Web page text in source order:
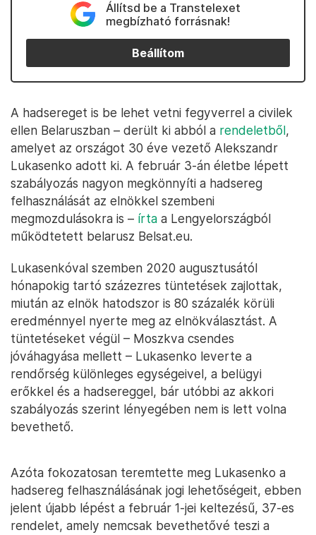
Állítsd be a Transtelexet
megbízható forrásnak!
Beállítom
A hadsereget is be lehet vetni fegyverrel a civilek
ellen Belaruszban – derült ki abból a rendeletből,
amelyet az országot 30 éve vezető Alekszandr
Lukasenko adott ki. A február 3-án életbe lépett
szabályozás nagyon megkönnyíti a hadsereg
felhasználását az elnökkel szembeni
megmozdulásokra is – írta a Lengyelországból
működtetett belarusz Belsat.eu.
Lukasenkóval szemben 2020 augusztusától
hónapokig tartó százezres tüntetések zajlottak,
miután az elnök hatodszor is 80 százalék körüli
eredménnyel nyerte meg az elnökválasztást. A
tüntetéseket végül – Moszkva csendes
jóváhagyása mellett – Lukasenko leverte a
rendőrség különleges egységeivel, a belügyi
erőkkel és a hadsereggel, bár utóbbi az akkori
szabályozás szerint lényegében nem is lett volna
bevethető.
Azóta fokozatosan teremtette meg Lukasenko a
hadsereg felhasználásának jogi lehetőségeit, ebben
jelent újabb lépést a február 1-jei keltezésű, 37-es
rendelet, amely nemcsak bevethetővé teszi a